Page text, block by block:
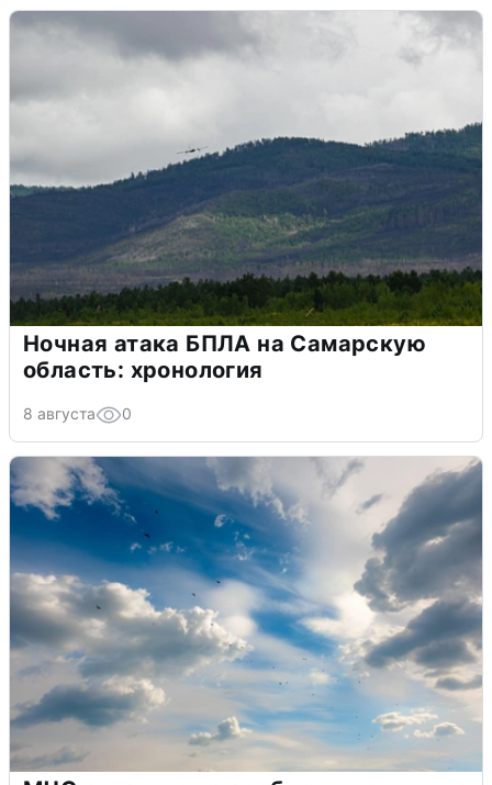
Ночная атака БПЛА на Самарскую
область: хронология
8 августа 0